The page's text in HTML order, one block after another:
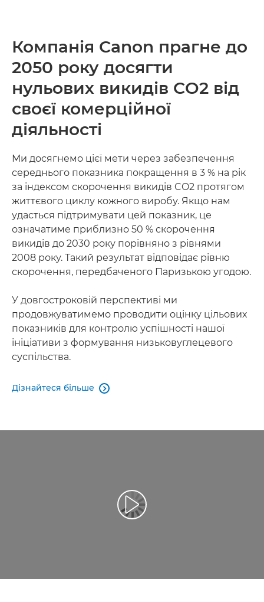
Компанія Canon прагне до
2050 року досягти
нульових викидів CO2 від
своєї комерційної
діяльності
Ми досягнемо цієї мети через забезпечення
середнього показника покращення в 3 % на рік
за індексом скорочення викидів CO2 протягом
життєвого циклу кожного виробу. Якщо нам
удасться підтримувати цей показник, це
означатиме приблизно 50 % скорочення
викидів до 2030 року порівняно з рівнями
2008 року. Такий результат відповідає рівню
скорочення, передбаченого Паризькою угодою.
У довгостроковій перспективі ми
продовжуватимемо проводити оцінку цільових
показників для контролю успішності нашої
ініціативи з формування низьковуглецевого
суспільства.
Дізнайтеся більше 